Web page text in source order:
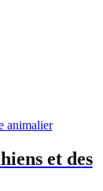
animalier
et des